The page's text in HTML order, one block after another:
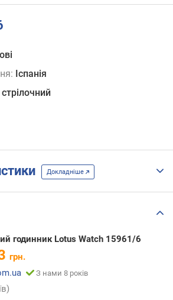
Іспанія
стрілочний
Докладніше
годинник Lotus Watch 15961/6
грн.
З нами 8 років